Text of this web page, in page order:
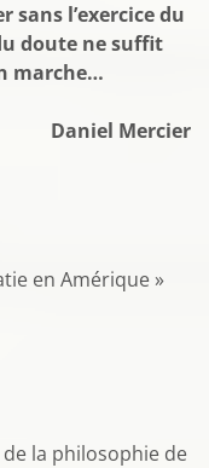
sans l’exercice du
doute ne suffit
marche…
Daniel Mercier
en Amérique »
la philosophie de